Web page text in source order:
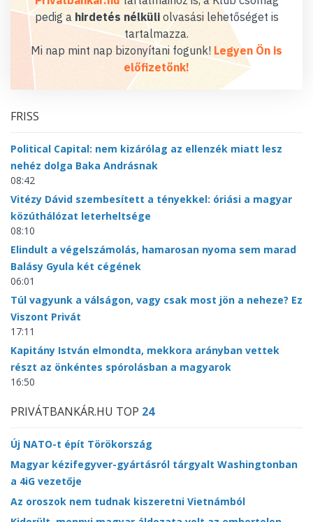
pedig a hirdetés nélküliolvasási lehetőséget is
tartalmazza.
Mi nap mint nap bizonyítani fogunk! Legyen Ön is
előfizetőnk!
FRISS
Political Capital: nem kizárólag az ellenzék miatt lesz
nehéz dolga Baka Andrásnak
08:42
Vitézy Dávid szembesített a tényekkel: óriási a magyar
közúthálózat leterheltsége
08:10
Elindult a végelszámolás, hamarosan nyoma sem marad
Balásy Gyula két cégének
06:01
Túl vagyunk a válságon, vagy csak most jön a neheze? Ez
Viszont Privát
17:11
Kapitány István elmondta, mekkora arányban vettek
részt az önkéntes spórolásban a magyarok
16:50
PRIVÁTBANKÁR.HU TOP 24
Új NATO-t épít Törökország
Magyar kézifegyver-gyártásról tárgyalt Washingtonban
a 4iG vezetője
Az oroszok nem tudnak kiszeretni Vietnámból